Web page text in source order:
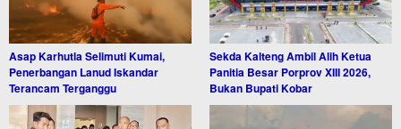
Asap Karhutla Selimuti Kumai,
Penerbangan Lanud Iskandar
Terancam Terganggu
Sekda Kalteng Ambil Alih Ketua
Panitia Besar Porprov XIII 2026,
Bukan Bupati Kobar